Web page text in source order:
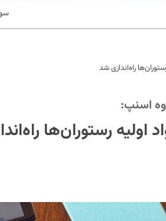
راه‌اندازی شد
اسنپ:
اولیه رستوران‌ها